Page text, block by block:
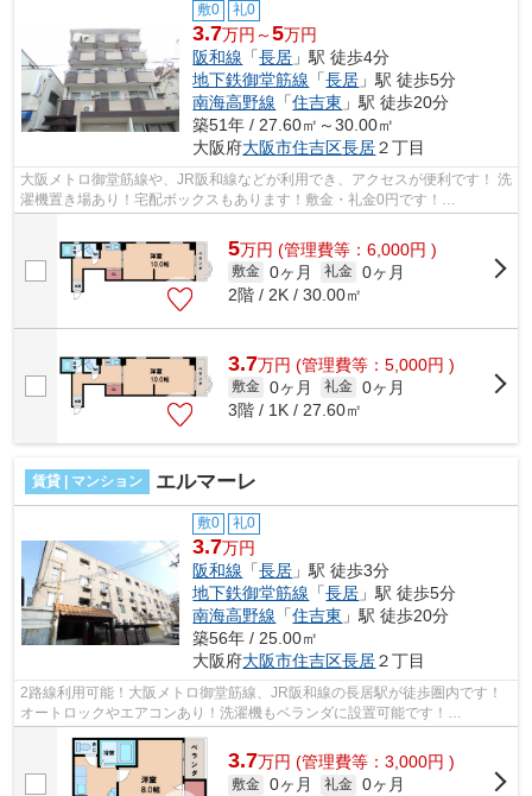
敷0 礼0
3.7万円～5万円
阪和線 「長居 」駅 徒歩4分
地下鉄御堂筋線 「長居 」駅 徒歩5分
南海高野線 「住吉東 」駅 徒歩20分
築51年 / 27.60㎡～30.00㎡
大阪府大阪市住吉区長居２丁目
大阪メトロ御堂筋線や、JR阪和線などが利用でき、アクセスが便利です！ 洗
濯機置き場あり！宅配ボックスもあります！敷金・礼金0円です！
■□■□■□■□■□■□■□■□■□■□■□■□■□■□■□■□■□■□■□■□...
5万円 (管理費等：6,000円 )
敷金 0ヶ月 礼金 0ヶ月
2階 / 2K / 30.00㎡
3.7万円 (管理費等：5,000円 )
敷金 0ヶ月 礼金 0ヶ月
3階 / 1K / 27.60㎡
賃貸 | マンション エルマーレ
敷0 礼0
3.7万円
阪和線 「長居 」駅 徒歩3分
地下鉄御堂筋線 「長居 」駅 徒歩5分
南海高野線 「住吉東 」駅 徒歩20分
築56年 / 25.00㎡
大阪府大阪市住吉区長居２丁目
2路線利用可能！大阪メトロ御堂筋線、JR阪和線の長居駅が徒歩圏内です！
オートロックやエアコンあり！洗濯機もベランダに設置可能です！
■□■□■□■□■□■□■□■□■□■□■□■□■□■□■□■□■□■□■□■□...
3.7万円 (管理費等：3,000円 )
敷金 0ヶ月 礼金 0ヶ月